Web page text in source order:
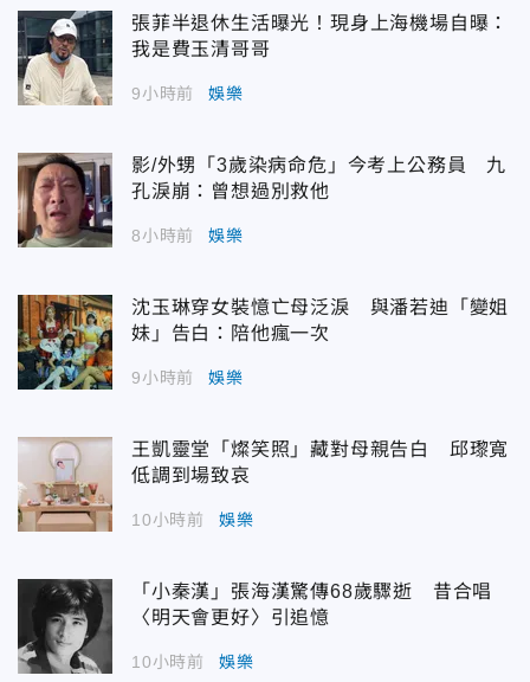
張菲半退休生活曝光！現身上海機場自曝：
我是費玉清哥哥
9小時前 娛樂
影/外甥「3歲染病命危」今考上公務員 九
孔淚崩：曾想過別救他
8小時前 娛樂
沈玉琳穿女裝憶亡母泛淚 與潘若迪「變姐
妹」告白：陪他瘋一次
9小時前 娛樂
王凱靈堂「燦笑照」藏對母親告白 邱瓈寬
低調到場致哀
10小時前 娛樂
「小秦漢」張海漢驚傳68歲驟逝 昔合唱
〈明天會更好〉引追憶
10小時前 娛樂